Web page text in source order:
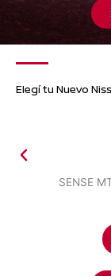
Elegí tu Nuevo
SENSE